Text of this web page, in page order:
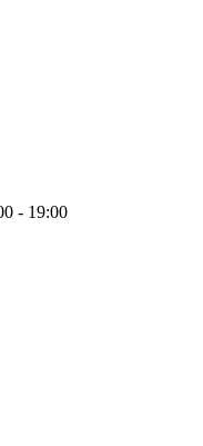
- 19:00